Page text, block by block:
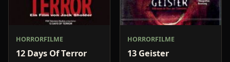
HORRORFILME
12 Days Of Terror
HORRORFILME
13 Geister